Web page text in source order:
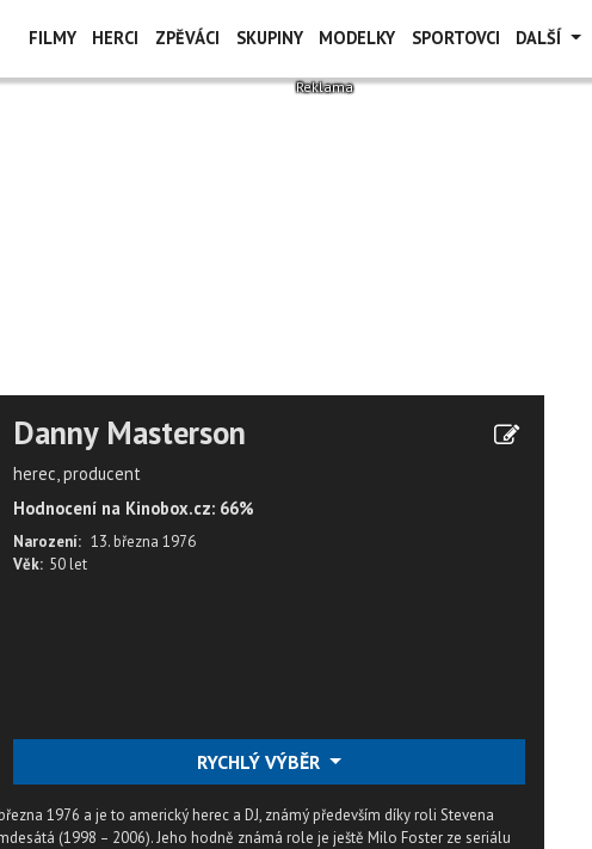
FILMY HERCI ZPĚVÁCI SKUPINY MODELKY SPORTOVCI DALŠÍ
Danny Masterson
herec, producent
Hodnocení na Kinobox.cz: 66%
Narození: 13. března 1976
Věk: 50 let
RYCHLÝ VÝBĚR
1976 a je to americký herec a DJ, známý především díky roli Stevena
(1998 – 2006). Jeho hodně známá role je ještě Milo Foster ze seriálu